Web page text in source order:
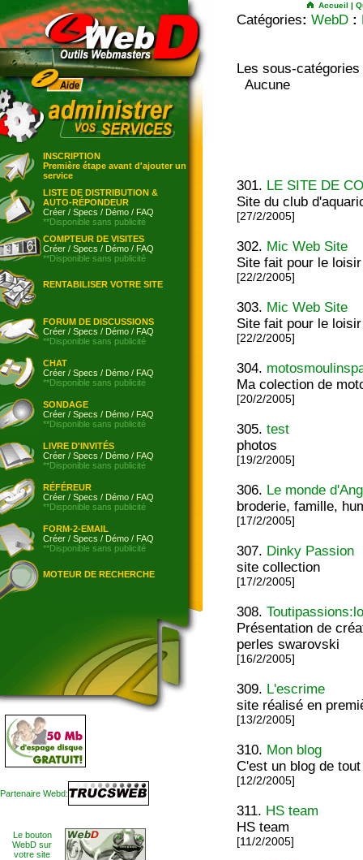
INSCRIPTION
Première étape avant d'ajouter un
service
LISTE DE DISTRIBUTION &
AUTO-RÉPONDEUR
Créer / Specs / Démo / FAQ
**Disponible sans publicité
COMPTEUR DE VISITES
Créer / Specs / Démo / FAQ
**Disponible sans publicité
RENTABILISER VOTRE SITE
FORUM DE DISCUSSIONS
Créer / Specs / Démo / FAQ
**Disponible sans publicité
CHAT
Créer / Specs / Démo / FAQ
**Disponible sans publicité
SONDAGE
Créer / Specs / Démo / FAQ
**Disponible sans publicité
LIVRE D'INVITÉS
Créer / Specs / Démo / FAQ
**Disponible sans publicité
RÉFÉREUR
Créer / Specs / Démo / FAQ
**Disponible sans publicité
FORM-2-EMAIL
Créer / Specs / Démo / FAQ
**Disponible sans publicité
MOTEUR DE RECHERCHE
Partenaire Webd:
Le bouton
WebD sur
votre site
Accueil |
Catégories: WebD :
Les sous-catégories
Aucune
301. LE SITE DE
Site du club
[27/2/2005]
302. Mic Web Site
Site fait pour le loisir
[22/2/2005]
303. Mic Web Site
Site fait pour le loisir
[22/2/2005]
304.
Ma colection de
[20/2/2005]
305.test
photos
[19/2/2005]
306. Le monde
broderie, famille,
[17/2/2005]
307. Dinky Passion
site collection
[17/2/2005]
308.
Présentation de
perles swarovski
[16/2/2005]
309. L'escrime
site réalisé en
[13/2/2005]
310. Mon blog
C'est un blog de tout
[12/2/2005]
311. HS team
HS team
[11/2/2005]